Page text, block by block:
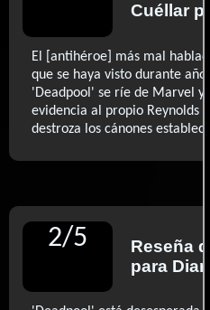
Cuéllar
El [antihéroe] más mal
que se haya visto durante
'Deadpool' se ríe de Marvel y
evidencia al propio Reynolds
destroza los cánones
2/5 Reseña
para